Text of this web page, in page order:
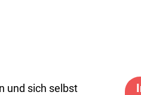
und sich selbst